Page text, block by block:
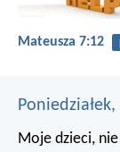
Mateusza 7:12
Moje dzieci,